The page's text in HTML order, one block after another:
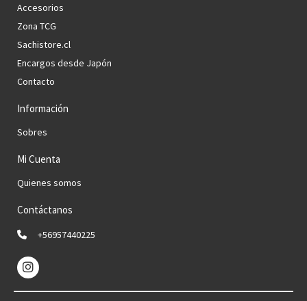
Accesorios
Zona TCG
Sachistore.cl
Encargos desde Japón
Contacto
Información
Sobres
Mi Cuenta
Quienes somos
Contáctanos
+56957440225